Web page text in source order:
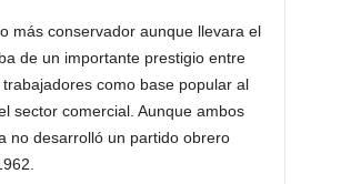
más conservador aunque llevara el
de un importante prestigio entre
como base popular al
sector comercial. Aunque ambos
no desarrolló un partido obrero